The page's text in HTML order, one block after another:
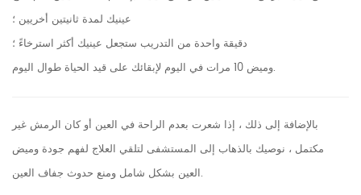
عينيك لمدة ثانيتين أخريين ؛
دقيقة واحدة من التدريب ستجعل عينيك أكثر استرخاءً ؛
وميض 10 مرات في اليوم لإبقائك على قيد الحياة طوال اليوم.
بالإضافة إلى ذلك ، إذا شعرت بعدم الراحة في العين أو كان الرمش غير
مكتمل ، نوصيك بالذهاب إلى المستشفى لتلقي العلاج لفهم جودة وميض
العين بشكل شامل ومنع حدوث جفاف العين.